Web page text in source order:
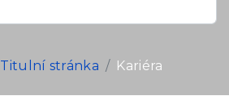
Titulní stránka Kariéra